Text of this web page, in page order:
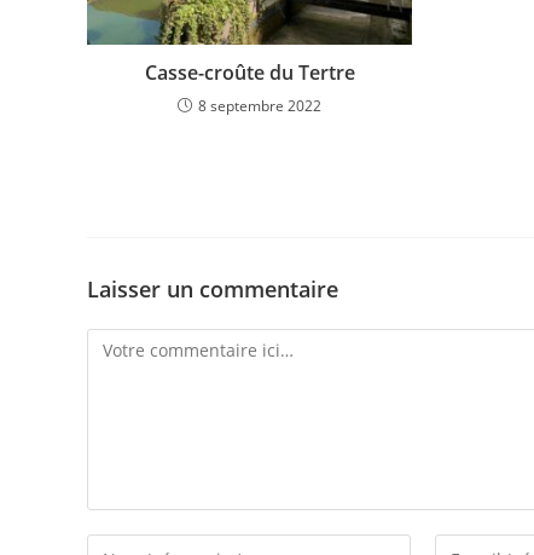
Casse-croûte du Tertre
8 septembre 2022
Laisser un commentaire
Comment
Enter Enter